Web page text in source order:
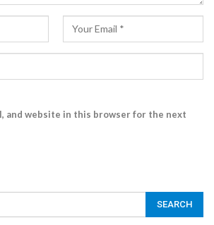
and website in this browser for the next